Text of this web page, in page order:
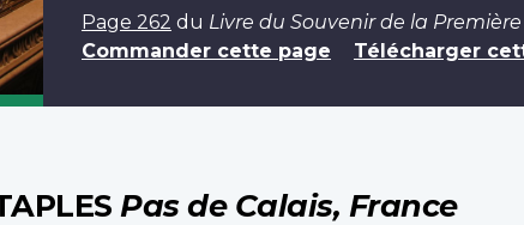
Page 262 du Livre du Souvenir de la
Commander cette page
Télécharger
Pas de Calais, France